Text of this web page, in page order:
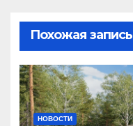
Похожая запись
НОВОСТИ